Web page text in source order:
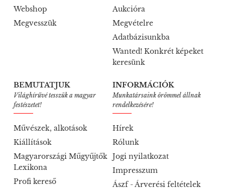
Webshop
Megvesszük
Aukcióra
Megvételre
Adatbázisunkba
Wanted! Konkrét képeket
keresünk
BEMUTATJUK
Világhírűvé tesszük a magyar
festészetet!
Művészek, alkotások
Kiállítások
Magyarországi Műgyűjtők
Lexikona
Profi kereső
INFORMÁCIÓK
Munkatársaink örömmel állnak
rendelkezésére!
Hírek
Rólunk
Jogi nyilatkozat
Impresszum
Ászf - Árverési feltételek